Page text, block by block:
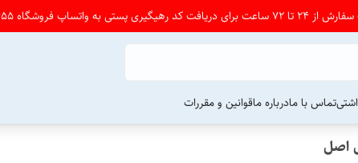
به واتساپ فروشگاه 09164011655 پی ام بدین
تماس با مادرباره ماقوانین و مقررات